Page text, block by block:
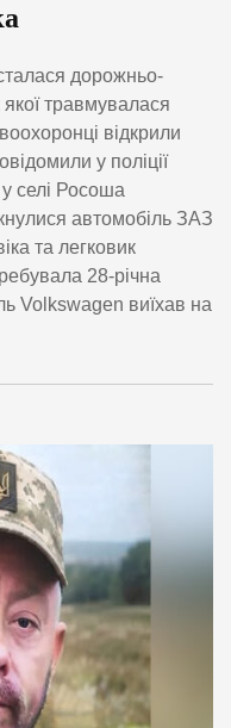
дорожньо-
травмувалася
відкрили
у поліції
у селі Росоша
автомобіль ЗАЗ
та легковик
28-річна
Volkswagen виїхав на